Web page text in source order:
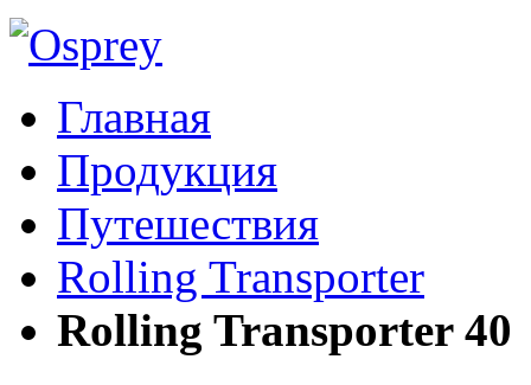
Главная
Продукция
Путешествия
Rolling Transporter
Rolling Transporter 40